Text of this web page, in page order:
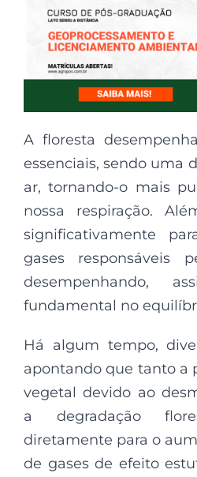
A floresta
essenciais, sendo uma
ar, tornando-o mais
nossa respiração.
significativamente
gases responsáveis
desempenhando,
fundamental no
Há algum tempo,
apontando que tanto a
vegetal devido ao
a degradação
diretamente para o
de gases de efeito